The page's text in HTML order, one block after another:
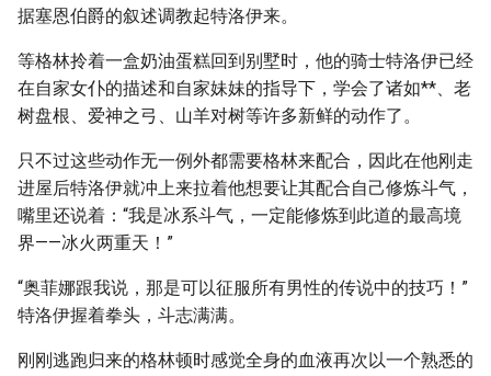
据塞恩伯爵的叙述调教起特洛伊来。
等格林拎着一盒奶油蛋糕回到别墅时，他的骑士特洛伊已经
在自家女仆的描述和自家妹妹的指导下，学会了诸如**、老
树盘根、爱神之弓、山羊对树等许多新鲜的动作了。
只不过这些动作无一例外都需要格林来配合，因此在他刚走
进屋后特洛伊就冲上来拉着他想要让其配合自己修炼斗气，
嘴里还说着：“我是冰系斗气，一定能修炼到此道的最高境
界——冰火两重天！”
“奥菲娜跟我说，那是可以征服所有男性的传说中的技巧！”
特洛伊握着拳头，斗志满满。
刚刚逃跑归来的格林顿时感觉全身的血液再次以一个熟悉的